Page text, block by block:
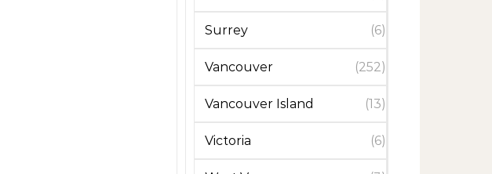
Surrey (6)
Vancouver (252)
Vancouver Island (13)
Victoria (6)